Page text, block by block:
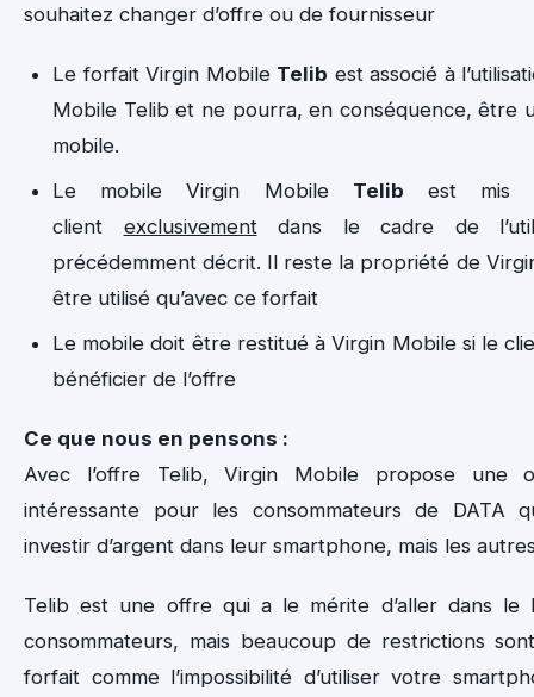
souhaitez changer d’offre ou de fournisseur
Le forfait Virgin Mobile Telib est associé à
Mobile Telib et ne pourra, en conséquence, être
mobile.
Le mobile Virgin Mobile Telib est mis
client exclusivement dans le cadre de
précédemment décrit. Il reste la propriété de
être utilisé qu’avec ce forfait
Le mobile doit être restitué à Virgin Mobile si le
bénéficier de l’offre
Ce que nous en pensons :
Avec l’offre Telib, Virgin Mobile propose une
intéressante pour les consommateurs de DATA
investir d’argent dans leur smartphone, mais les
Telib est une offre qui a le mérite d’aller dans le
consommateurs, mais beaucoup de restrictions
forfait comme l’impossibilité d’utiliser votre